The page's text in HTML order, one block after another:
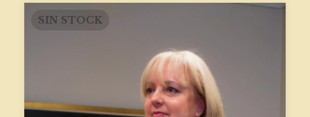
SIN STOCK